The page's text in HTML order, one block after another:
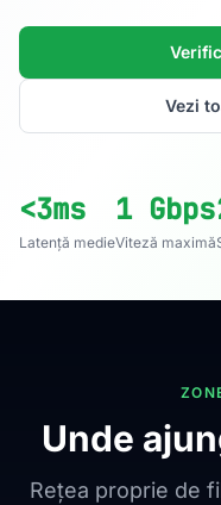
Vezi
<3ms
Latență medie
1 Gbps
Viteză maximă
Unde
Rețea proprie de